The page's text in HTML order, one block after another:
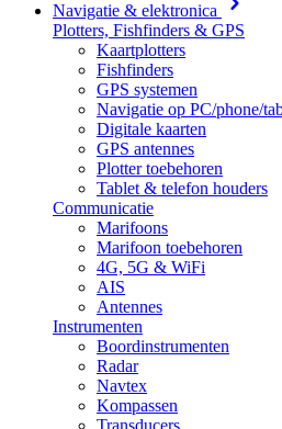
Navigatie & elektronica
Plotters, Fishfinders & GPS
Kaartplotters
Fishfinders
GPS systemen
Navigatie op PC/phone/
Digitale kaarten
GPS antennes
Plotter toebehoren
Tablet & telefon houders
Communicatie
Marifoons
Marifoon toebehoren
4G, 5G & WiFi
AIS
Antennes
Instrumenten
Boordinstrumenten
Radar
Navtex
Kompassen
Transducers